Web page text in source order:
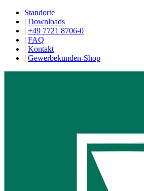
Standorte
| Downloads
| +49 7721 8706-0
| FAQ
| Kontakt
| Gewerbekunden-Shop